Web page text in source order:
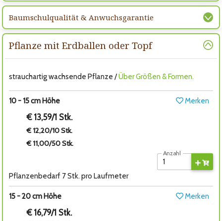
Baumschulqualität & Anwuchsgarantie
Pflanze mit Erdballen oder Topf
strauchartig wachsende Pflanze /Über Größen & Formen.
10 - 15 cm Höhe Merken
€ 13,59/1 Stk.
€ 12,20/10 Stk.
€ 11,00/50 Stk.
Anzahl
Pflanzenbedarf 7 Stk. pro Laufmeter
15 - 20 cm Höhe Merken
€ 16,79/1 Stk.